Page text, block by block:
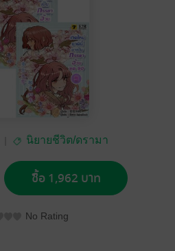
นิยายชีวิต/ดรามา
ซื้อ 1,962 บาท
No Rating